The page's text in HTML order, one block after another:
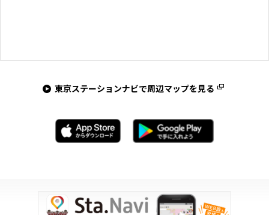
東京ステーションナビで周辺マップを見る